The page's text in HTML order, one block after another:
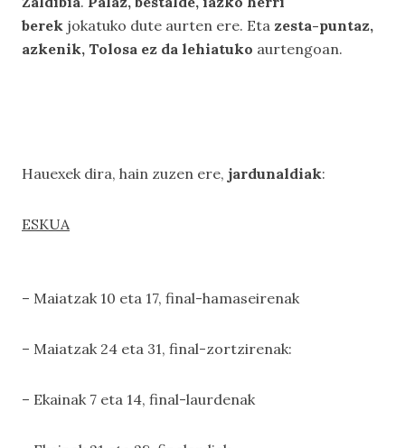
berek jokatuko dute aurten ere. Eta zesta-puntaz,
azkenik, Tolosa ez da lehiatuko aurtengoan.
Hauexek dira, hain zuzen ere, jardunaldiak:
ESKUA
– Maiatzak 10 eta 17, final-hamaseirenak
– Maiatzak 24 eta 31, final-zortzirenak:
– Ekainak 7 eta 14, final-laurdenak